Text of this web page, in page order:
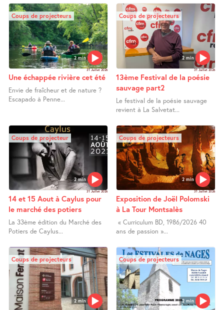
2 min
Coups de projecteurs
31 Juillet 2026
Une échappée rivière cet été
Envie de fraîcheur et de nature ?
Escapado à Penne...
2 min
Coups de projecteurs
31 Juillet 2026
13ème Festival de la poésie
sauvage part2
Le festival de la poésie sauvage
revient à La Salvetat...
2 min
Coups de projecteur
31 Juillet 2026
14 et 15 Aout à Caylus pour
le marché des potiers
La 33ème édition du Marché des
Potiers de Caylus...
2 min
Coups de projecteurs
31 Juillet 2026
Exposition de Joël Polomski
à La Tour Montsalès
« Curriculum BD, 1986/2026 40
ans de passion »...
2 min
Coups de projecteurs
2 min
Coups de projecteurs